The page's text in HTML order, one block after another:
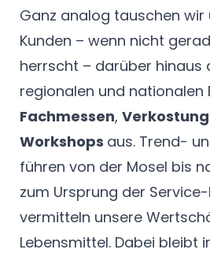
Ganz analog tauschen wir
Kunden – wenn nicht
herrscht – darüber hinaus
regionalen und nationalen
Fachmessen,
Workshops aus. Trend-
führen von der Mosel bis
zum Ursprung der
vermitteln unsere
Lebensmittel. Dabei bleibt